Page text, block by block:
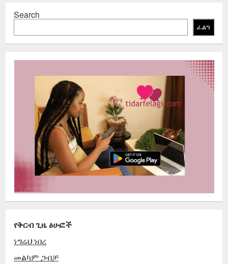
Search
ፈልግ
የቅርብ ጊዜ ፅሁፎች
ነግሬህ ነበረ
መልካም ጋብቻ